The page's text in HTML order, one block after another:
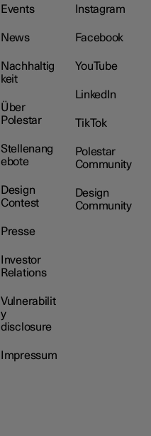
Events
News
Nachhaltig
keit
Über
Polestar
Stellenang
ebote
Design
Contest
Presse
Investor
Relations
Vulnerabilit
y
disclosure
Impressum
Instagram
Facebook
YouTube
LinkedIn
TikTok
Polestar
Community
Design
Community